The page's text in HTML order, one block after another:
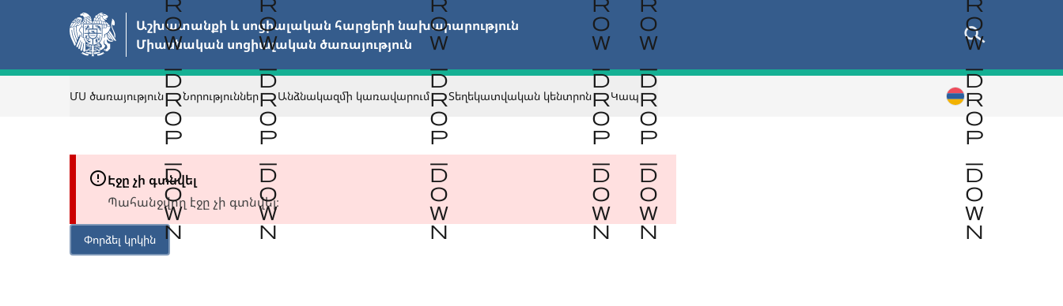
բովանդակությանը
Աշխատանքի և սոցիալական հարցերի նախարարություն
Միասնական սոցիալական ծառայություն
ՄՍ ծառայություն Նորություններ Անձնակազմի կառավարում Տեղեկատվական կենտրոն Կապ
Էջը չի գտնվել
Պահանջվող էջը չի գտնվել։
Փորձել կրկին